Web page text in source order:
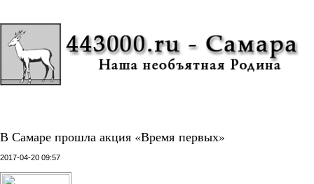
В Самаре прошла акция «Время первых»
2017-04-20 09:57